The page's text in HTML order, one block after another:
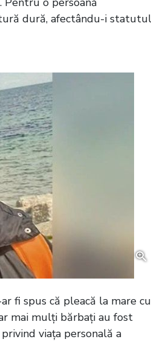
dură, afectându-i statutul
fi spus că pleacă la mare cu
mai mulți bărbați au fost
viața personală a